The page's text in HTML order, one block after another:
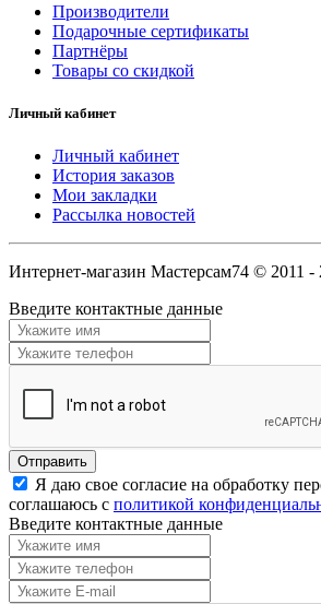
Производители
Подарочные сертификаты
Партнёры
Товары со скидкой
Личный кабинет
Личный кабинет
История заказов
Мои закладки
Рассылка новостей
Интернет-магазин Мастерсам74 © 2011 -
Введите контактные данные
Я даю свое согласие на обработку
соглашаюсь с политикой
Введите контактные данные